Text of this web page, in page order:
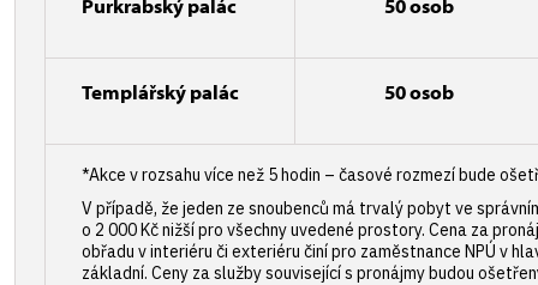
Purkrabský palác 50 osob
Templářský palác 50 osob
*Akce v rozsahu více než 5 hodin – časové rozmezí bude
V případě, že jeden ze snoubenců má trvalý pobyt ve
o 2 000 Kč nižší pro všechny uvedené prostory. Cena za
obřadu v interiéru či exteriéru činí pro zaměstnance NPÚ v
základní. Ceny za služby související s pronájmy budou